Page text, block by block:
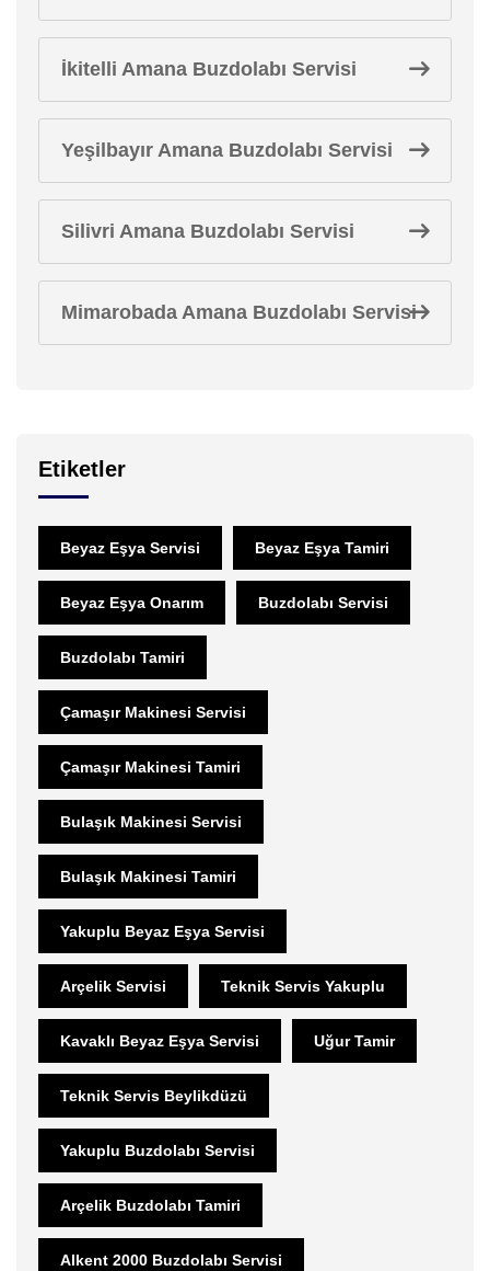
İkitelli Amana Buzdolabı Servisi
Yeşilbayır Amana Buzdolabı Servisi
Silivri Amana Buzdolabı Servisi
Mimarobada Amana Buzdolabı Servisi
Etiketler
Beyaz Eşya Servisi Beyaz Eşya Tamiri
Beyaz Eşya Onarım Buzdolabı Servisi
Buzdolabı Tamiri
Çamaşır Makinesi Servisi
Çamaşır Makinesi Tamiri
Bulaşık Makinesi Servisi
Bulaşık Makinesi Tamiri
Yakuplu Beyaz Eşya Servisi
Arçelik Servisi Teknik Servis Yakuplu
Kavaklı Beyaz Eşya Servisi Uğur Tamir
Teknik Servis Beylikdüzü
Yakuplu Buzdolabı Servisi
Arçelik Buzdolabı Tamiri
Alkent 2000 Buzdolabı Servisi